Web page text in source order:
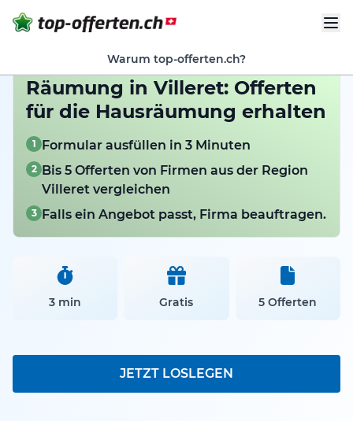
Warum top-offerten.ch?
Räumung in Villeret: Offerten
für die Hausräumung erhalten
1 Formular ausfüllen in 3 Minuten
2 Bis 5 Offerten von Firmen aus der Region
Villeret vergleichen
3 Falls ein Angebot passt, Firma beauftragen.
3 min Gratis 5 Offerten
JETZT LOSLEGEN